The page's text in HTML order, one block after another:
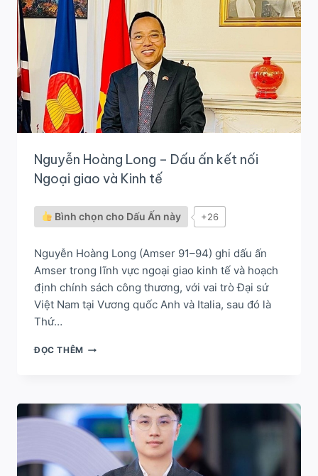
KẾT
THUẬT
QUỐC
Nguyễn Hoàng Long – Dấu ấn kết nối
Ngoại giao và Kinh tế
Bình chọn cho Dấu Ấn này +26
Nguyễn Hoàng Long (Amser 91–94) ghi dấu ấn
Amser trong lĩnh vực ngoại giao kinh tế và hoạch
định chính sách công thương, với vai trò Đại sứ
Việt Nam tại Vương quốc Anh và Italia, sau đó là
Thứ…
ĐỌC THÊMNGUYỄN
DẤU
ẤN
KẾT
NỐI
NGOẠI